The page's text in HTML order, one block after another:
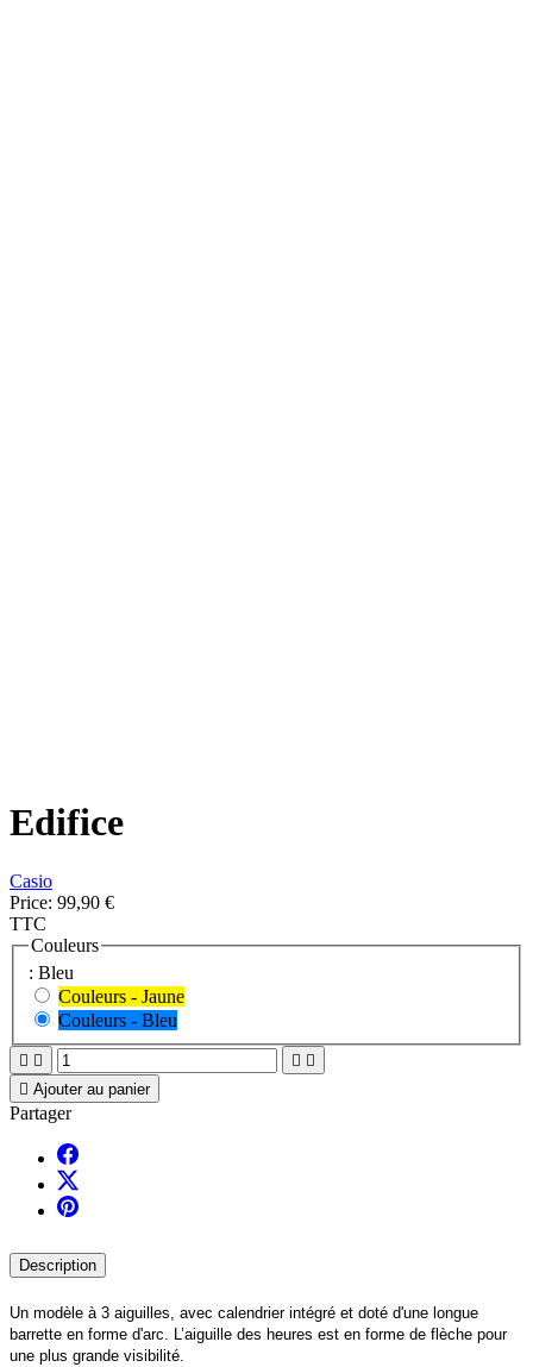
Edifice
Casio
Price: 99,90 €
TTC
Couleurs
: Bleu
Couleurs - Jaune
Couleurs - Bleu
   
 Ajouter au panier
Partager
Description
Un modèle à 3 aiguilles, avec calendrier intégré et doté d'une longue
barrette en forme d'arc. L’aiguille des heures est en forme de flèche pour
une plus grande visibilité.